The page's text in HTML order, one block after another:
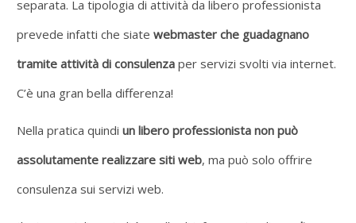
separata. La tipologia di attività da libero professionista
prevede infatti che siate webmaster che guadagnano
tramite attività di consulenzaper servizi svolti via internet.
C’è una gran bella differenza!
Nella pratica quindi un libero professionista non può
assolutamente realizzare siti web, ma può solo offrire
consulenza sui servizi web.